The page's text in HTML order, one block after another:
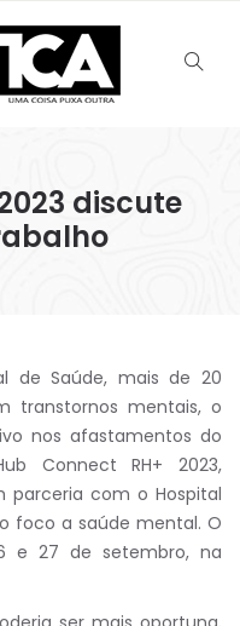
discute
de Saúde, mais de 20
transtornos mentais, o
nos afastamentos do
Connect RH+ 2023,
parceria com o Hospital
foco a saúde mental. O
e 27 de setembro, na